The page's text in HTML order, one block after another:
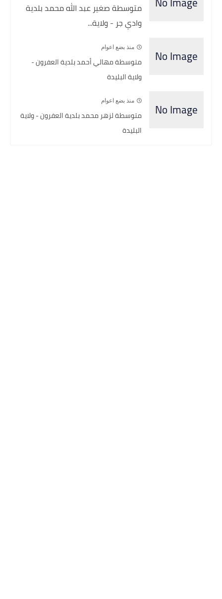
متوسطة صغير عبد الله محمد بلدية
وادي جر - ولاية...
منذ بضع اعوام
متوسطة مهالي أحمد بلدية العفرون -
ولاية البليدة
منذ بضع اعوام
متوسطة لزهر محمد بلدية العفرون - ولاية
البليدة